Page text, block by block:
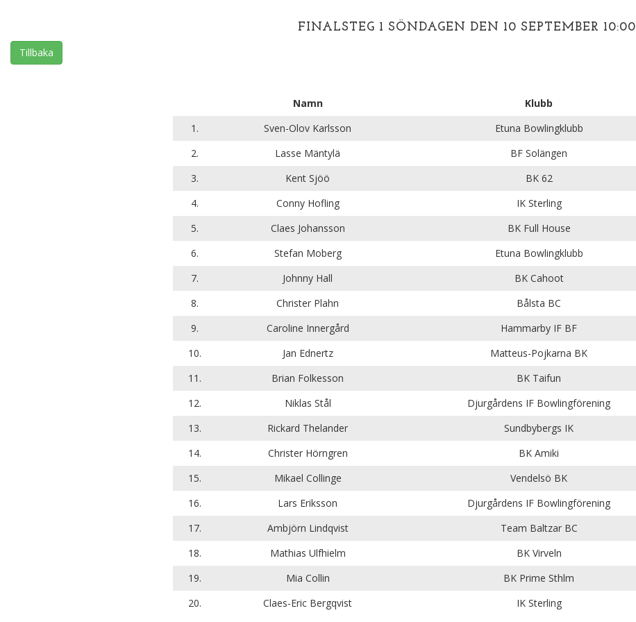
FINALSTEG 1 SÖNDAGEN DEN 10 SEPTEMBER 10:00
Tillbaka
Namn Klubb
1.
Sven-Olov Karlsson Etuna Bowlingklubb
2.
Lasse Mäntylä BF Solängen
3.
Kent Sjöö BK 62
4.
Conny Hofling IK Sterling
5.
Claes Johansson BK Full House
6.
Stefan Moberg Etuna Bowlingklubb
7.
Johnny Hall BK Cahoot
8.
Christer Plahn Bålsta BC
9.
Caroline Innergård Hammarby IF BF
10.
Jan Ednertz Matteus-Pojkarna BK
11.
Brian Folkesson BK Taifun
12.
Niklas Stål Djurgårdens IF Bowlingförening
13.
Rickard Thelander Sundbybergs IK
14.
Christer Hörngren BK Amiki
15.
Mikael Collinge Vendelsö BK
16.
Lars Eriksson Djurgårdens IF Bowlingförening
17.
Ambjörn Lindqvist Team Baltzar BC
18.
Mathias Ulfhielm BK Virveln
19.
Mia Collin BK Prime Sthlm
20.
Claes-Eric Bergqvist IK Sterling